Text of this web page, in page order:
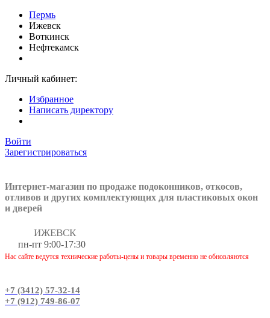
Пермь
Ижевск
Воткинск
Нефтекамск
Личный кабинет:
Избранное
Написать директору
Войти
Зарегистрироваться
Интернет-магазин по продаже подоконников, откосов,
отливов и других комплектующих для пластиковых окон
и дверей
ИЖЕВСК
пн-пт 9:00-17:30
Нас сайте ведутся технические работы-цены и товары временно не обновляются
+7 (3412) 57-32-14
+7 (912) 749-86-07